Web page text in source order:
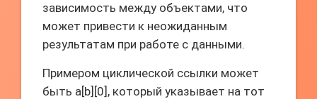
зависимость между объектами, что
может привести к неожиданным
результатам при работе с данными.
Примером циклической ссылки может
быть a[b][0], который указывает на тот